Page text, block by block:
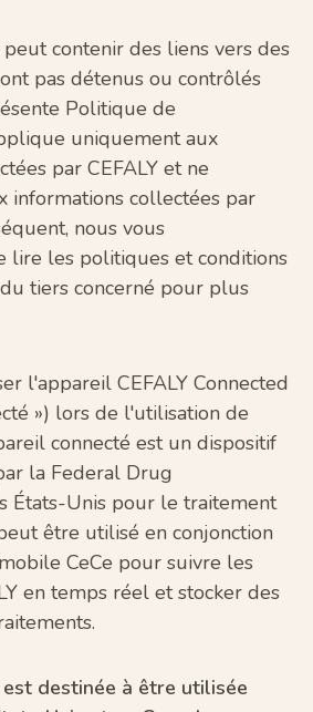
contenir des liens vers des
pas détenus ou contrôlés
Politique de
uniquement aux
par CEFALY et ne
informations collectées par
nous vous
lire les politiques et conditions
tiers concerné pour plus
l'appareil CEFALY Connected
») lors de l'utilisation de
connecté est un dispositif
la Federal Drug
États-Unis pour le traitement
être utilisé en conjonction
CeCe pour suivre les
en temps réel et stocker des
destinée à être utilisée